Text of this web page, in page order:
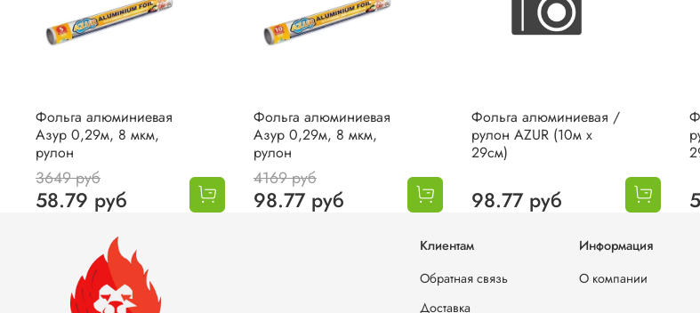
Фольга алюминиевая
Азур 0,29м, 8 мкм,
рулон
3649 руб
58.79 руб
Фольга алюминиевая
Азур 0,29м, 8 мкм,
рулон
4169 руб
98.77 руб
Фольга алюминиевая /
рулон AZUR (10м х
29см)
98.77 руб
Клиентам
Обратная связь
Доставка
Информация
О компании